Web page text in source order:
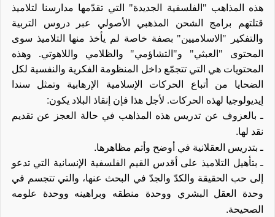
هذه المذاهب "الفلسفية الجديدة"
التي تقدّمها مدارسنا لتلاميذ
قتلتهم برامج الشحن المذهبي الأصولي عبر دروس التربية
والتفكير "الاسلاميين" بصفة خاصة لم يأخذ منها التلاميذ سوى
المحتوى "العبثي" و"التشاؤمي" والظلامي واللاهوتي. وهذه
المحتويات هي التي تتجمّع داخل المنظومة الفكرية والنفسية لكل
الضحايا من أتباع الحركات الإسلامية الإرهابية وتمثل سندا
إيديولوجيا لهذه الحركات. لأجل هذا فإن إنقاذ البلاد يكون:
ـ بالعزوف عن تدريس هذه المذاهب في حالة العجز عن تقديم
نقد لها.
ـ بتدريس العقلانية في أوضح وأتم مظاهرها.
ـ بتأهيل التلاميذ على أقدس القيم الفلسفية الإنسانية التي تدعو
إلى حب الحقيقة والكدّ والجدّ في البحث عنها، والتي تتجسم في
وحدة العقل البشري ووحدة منطقه وبراهينه ووحدة علومه
الصحيحة.